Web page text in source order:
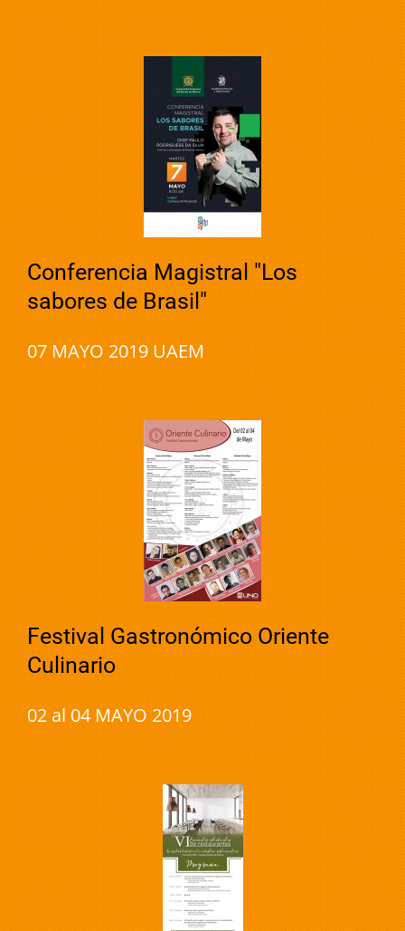
Conferencia Magistral "Los
sabores de Brasil"
07 MAYO 2019 UAEM
Festival Gastronómico Oriente
Culinario
02 al 04 MAYO 2019